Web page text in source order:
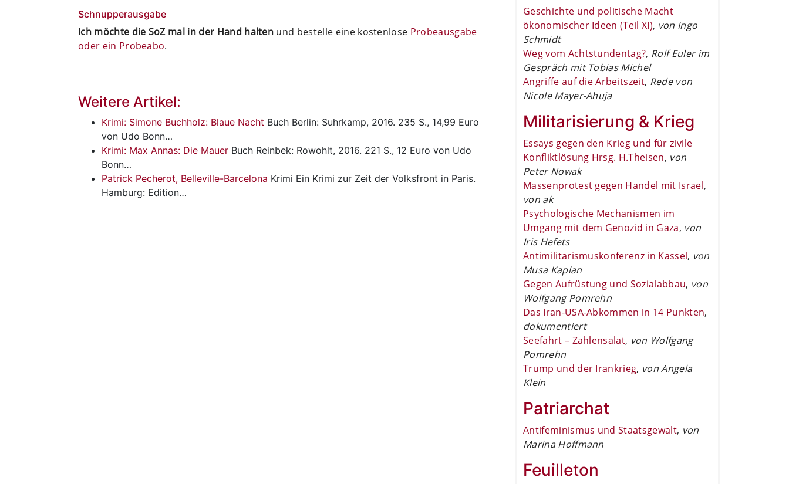
Schnupperausgabe
Ich möchte die SoZ mal in der Hand halten und bestelle eine kostenlose Probeausgabe
oder ein Probeabo.
Weitere Artikel:
Krimi: Simone Buchholz: Blaue Nacht Buch Berlin: Suhrkamp, 2016. 235 S., 14,99 Euro
von Udo Bonn…
Krimi: Max Annas: Die Mauer Buch Reinbek: Rowohlt, 2016. 221 S., 12 Euro von Udo
Bonn…
Patrick Pecherot, Belleville-Barcelona Krimi Ein Krimi zur Zeit der Volksfront in Paris.
Hamburg: Edition…
Geschichte und politische Macht
ökonomischer Ideen (Teil XI), von Ingo
Schmidt
Weg vom Achtstundentag?, Rolf Euler im
Gespräch mit Tobias Michel
Angriffe auf die Arbeitszeit, Rede von
Nicole Mayer-Ahuja
Militarisierung & Krieg
Essays gegen den Krieg und für zivile
Konfliktlösung Hrsg. H.Theisen, von
Peter Nowak
Massenprotest gegen Handel mit Israel,
von ak
Psychologische Mechanismen im
Umgang mit dem Genozid in Gaza, von
Iris Hefets
Antimilitarismuskonferenz in Kassel, von
Musa Kaplan
Gegen Aufrüstung und Sozialabbau, von
Wolfgang Pomrehn
Das Iran-USA-Abkommen in 14 Punkten,
dokumentiert
Seefahrt – Zahlensalat, von Wolfgang
Pomrehn
Trump und der Irankrieg, von Angela
Klein
Patriarchat
Antifeminismus und Staatsgewalt, von
Marina Hoffmann
Feuilleton